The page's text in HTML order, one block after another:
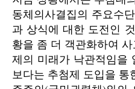
동체의사결집의 주요수
과 상식에 대한 도전인
황을 좀 더 객관화하여
제의 미래가 낙관적임을
보다는 추첨제 도입을 통